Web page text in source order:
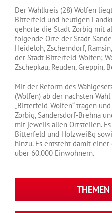
Der Wahlkreis (28) Wolfen
Bitterfeld und heutigen
gehörte die Stadt Zörbig mit
folgende Orte der Stadt
Heideloh, Zscherndorf,
der Stadt Bitterfeld-Wolfen;
Zschepkau, Reuden, Greppin,
Mit der Reform des
(Wolfen) ab der nächsten
„Bitterfeld-Wolfen“ tragen
Zörbig, Sandersdorf-Brehna
mit jeweils allen Ortsteilen.
Bitterfeld und Holzweißg
hinzu. Es entsteht damit
über 60.000 Einwohnern.
THEMEN